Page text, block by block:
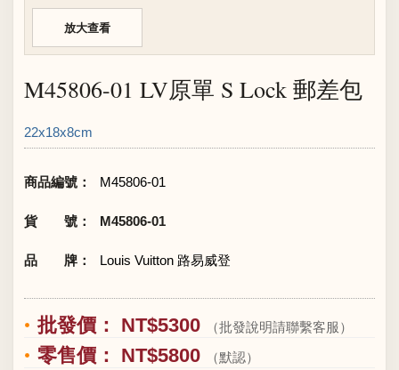
放大查看
M45806-01 LV原單 S Lock 郵差包
22x18x8cm
商品編號： M45806-01
貨 號： M45806-01
品 牌： Louis Vuitton 路易威登
批發價： NT$5300 （批發說明請聯繫客服）
零售價： NT$5800
（默認）